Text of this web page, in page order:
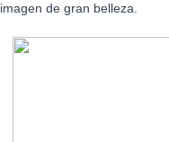
imagen de gran belleza.